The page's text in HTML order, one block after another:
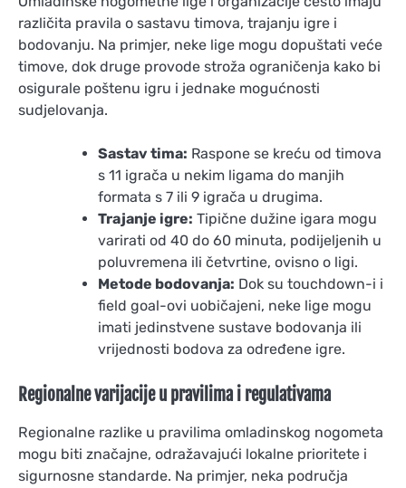
različita pravila o sastavu timova, trajanju igre i
bodovanju. Na primjer, neke lige mogu dopuštati veće
timove, dok druge provode stroža ograničenja kako bi
osigurale poštenu igru i jednake mogućnosti
sudjelovanja.
Sastav tima: Raspone se kreću od timova
s 11 igrača u nekim ligama do manjih
formata s 7 ili 9 igrača u drugima.
Trajanje igre: Tipične dužine igara mogu
varirati od 40 do 60 minuta, podijeljenih u
poluvremena ili četvrtine, ovisno o ligi.
Metode bodovanja: Dok su touchdown-i i
field goal-ovi uobičajeni, neke lige mogu
imati jedinstvene sustave bodovanja ili
vrijednosti bodova za određene igre.
Regionalne varijacije u pravilima i regulativama
Regionalne razlike u pravilima omladinskog nogometa
mogu biti značajne, odražavajući lokalne prioritete i
sigurnosne standarde. Na primjer, neka područja